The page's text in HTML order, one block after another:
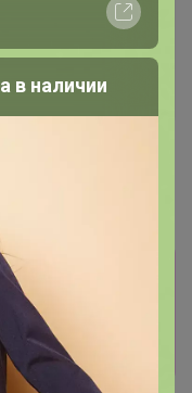
миди MIXAN 5067
доступна
в наличии